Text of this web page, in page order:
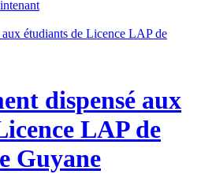
dispensé aux
LAP de
Guyane